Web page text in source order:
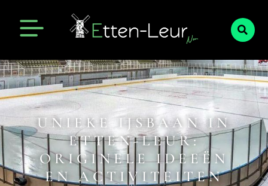
UNIEKE IJSBAAN IN
ETTEN-LEUR:
ORIGINELE IDEEËN
EN ACTIVITEITEN